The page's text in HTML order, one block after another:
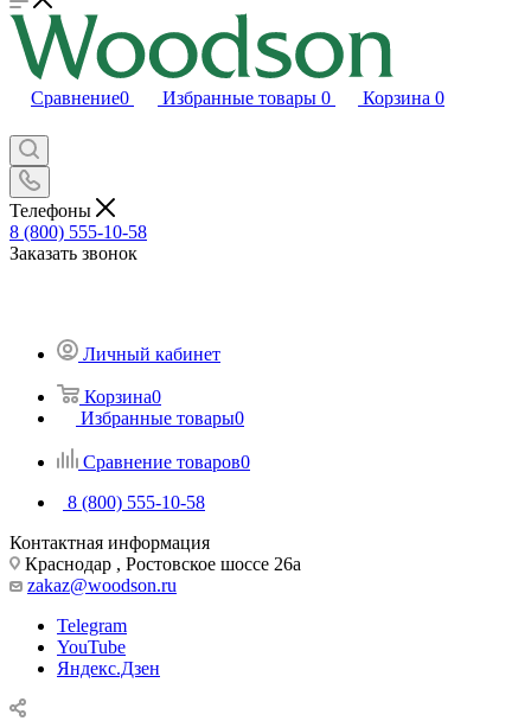
Сравнение0 Избранные товары 0 Корзина 0
Телефоны
8 (800) 555-10-58
Заказать звонок
Личный кабинет
Корзина0
Избранные товары0
Сравнение товаров0
8 (800) 555-10-58
Контактная информация
Краснодар , Ростовское шоссе 26а
zakaz@woodson.ru
Telegram
YouTube
Яндекс.Дзен